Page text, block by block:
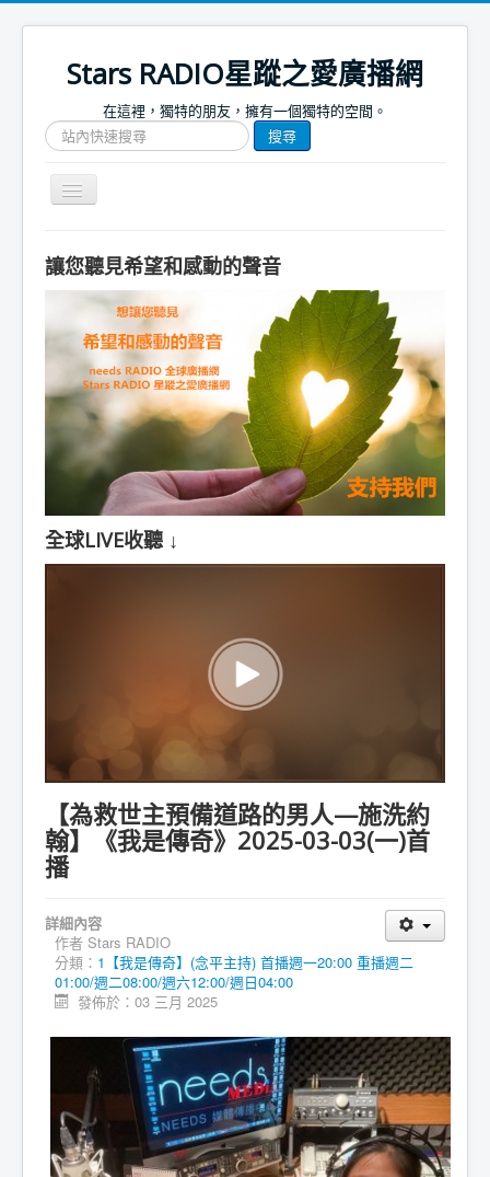
Stars RADIO星蹤之愛廣播網
在這裡，獨特的朋友，擁有一個獨特的空間。
搜
尋
網
文
搜尋
Toggle
Navigation
首頁
捐款支持
節目表
節目簡介
節目預告
讓您聽見希望和感動的聲音
全球LIVE收聽 ↓
【為救世主預備道路的男人—施洗約
翰】《我是傳奇》2025-03-03(一)首
播
詳細內容
作者 Stars RADIO
分類： 1【我是傳奇】(念平主持) 首播週一20:00 重播週二
01:00/週二08:00/週六12:00/週日04:00
發佈於：03 三月 2025